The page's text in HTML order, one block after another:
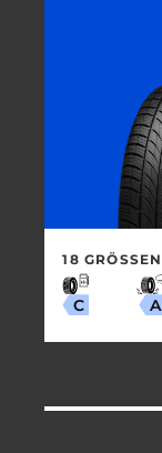
18 GRÖSSEN
C A